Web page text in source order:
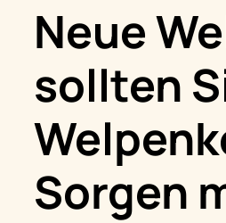
Neue
sollten
Sorgen